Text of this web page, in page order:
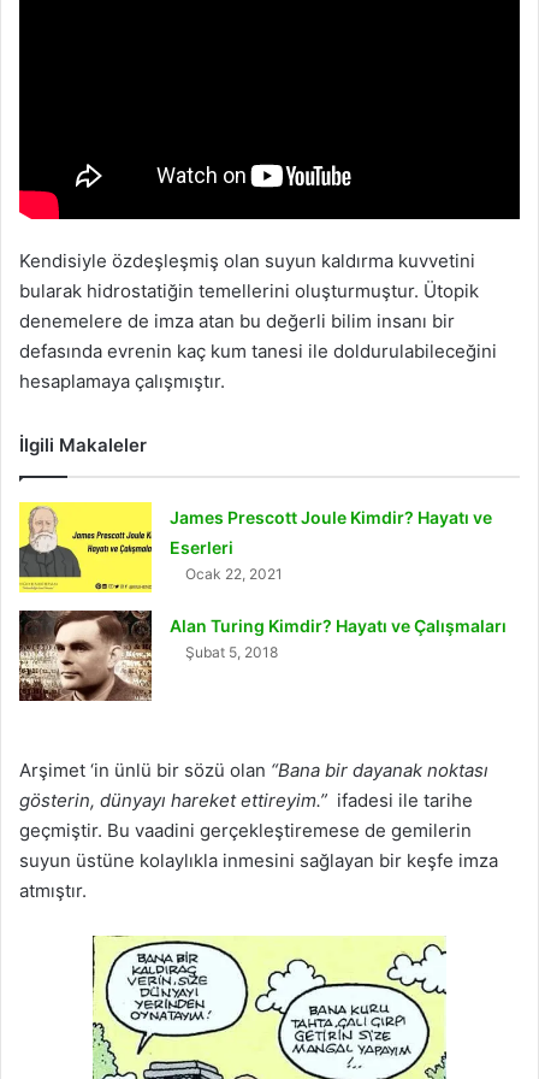
Kendisiyle özdeşleşmiş olan suyun kaldırma kuvvetini
bularak hidrostatiğin temellerini oluşturmuştur. Ütopik
denemelere de imza atan bu değerli bilim insanı bir
defasında evrenin kaç kum tanesi ile doldurulabileceğini
hesaplamaya çalışmıştır.
İlgili Makaleler
James Prescott Joule Kimdir? Hayatı ve
Eserleri
Ocak 22, 2021
Alan Turing Kimdir? Hayatı ve Çalışmaları
Şubat 5, 2018
Arşimet ‘in ünlü bir sözü olan “Bana bir dayanak noktası
gösterin, dünyayı hareket ettireyim.” ifadesi ile tarihe
geçmiştir. Bu vaadini gerçekleştiremese de gemilerin
suyun üstüne kolaylıkla inmesini sağlayan bir keşfe imza
atmıştır.